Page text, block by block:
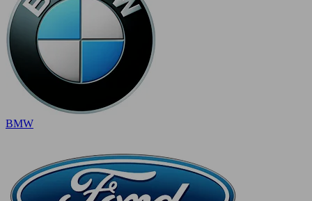
BMW